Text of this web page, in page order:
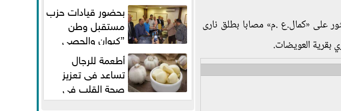
على «كمال.ع .م» مصابا بطلق نارى
بقرية العويضات.
بحضور قيادات حزب
مستقبل وطن
”كيوان والحصي
والتمامي وابوحجازي وعيسي” أمانه
كفر...
أطعمة للرجال
تساعد فى تعزيز
صحة القلب فى
سن الأربعين